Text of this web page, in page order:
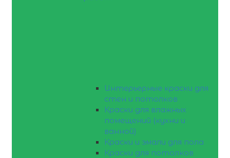
Интерьерные краски для
стен и потолков
Краски для влажных
помещений (кухни и
ванной)
Краски и эмали для пола
Краски для потолков